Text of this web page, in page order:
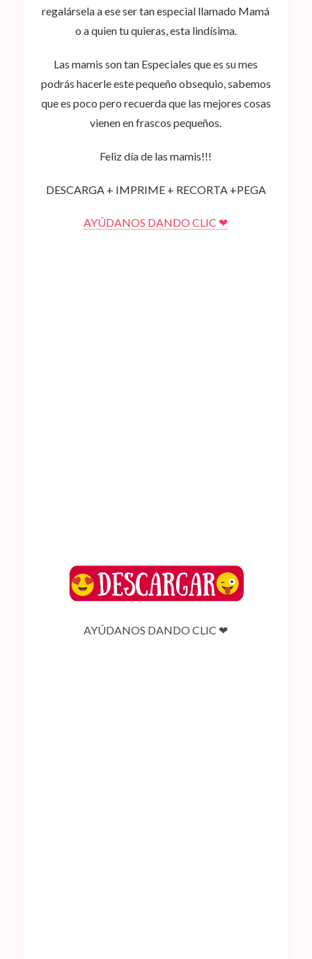
regalársela a ese ser tan especial llamado Mamá
o a quien tu quieras, esta lindísima.
Las mamis son tan Especiales que es su mes
podrás hacerle este pequeño obsequio, sabemos
que es poco pero recuerda que las mejores cosas
vienen en frascos pequeños.
Feliz día de las mamis!!!
DESCARGA + IMPRIME + RECORTA +PEGA
AYÚDANOS DANDO CLIC ❤
AYÚDANOS DANDO CLIC ❤